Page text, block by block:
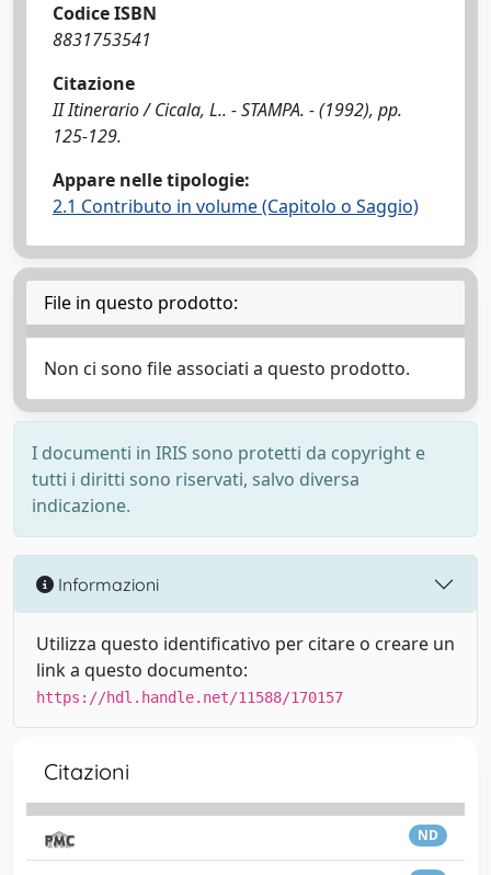
Codice ISBN
8831753541
Citazione
II Itinerario / Cicala, L.. - STAMPA. - (1992), pp.
125-129.
Appare nelle tipologie:
2.1 Contributo in volume (Capitolo o Saggio)
File in questo prodotto:
Non ci sono file associati a questo prodotto.
I documenti in IRIS sono protetti da copyright e
tutti i diritti sono riservati, salvo diversa
indicazione.
Informazioni
Utilizza questo identificativo per citare o creare un
link a questo documento:
https://hdl.handle.net/11588/170157
Citazioni
ND